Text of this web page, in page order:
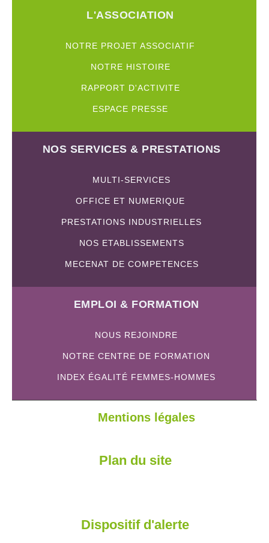
L'ASSOCIATION
NOTRE PROJET ASSOCIATIF
NOTRE HISTOIRE
RAPPORT D'ACTIVITE
ESPACE PRESSE
NOS SERVICES & PRESTATIONS
MULTI-SERVICES
OFFICE ET NUMERIQUE
PRESTATIONS INDUSTRIELLES
NOS ETABLISSEMENTS
MECENAT DE COMPETENCES
EMPLOI & FORMATION
NOUS REJOINDRE
NOTRE CENTRE DE FORMATION
INDEX ÉGALITÉ FEMMES-HOMMES
Mentions légales
Plan du site
Dispositif d'alerte